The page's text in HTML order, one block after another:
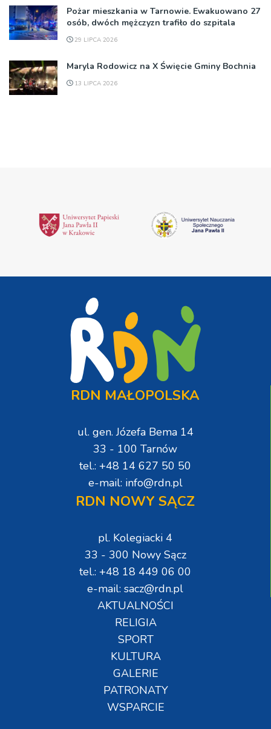
Pożar mieszkania w Tarnowie. Ewakuowano 27
osób, dwóch mężczyzn trafiło do szpitala
29 LIPCA 2026
Maryla Rodowicz na X Święcie Gminy Bochnia
13 LIPCA 2026
RDN MAŁOPOLSKA
ul. gen. Józefa Bema 14
33 - 100 Tarnów
tel.: +48 14 627 50 50
e-mail: info@rdn.pl
RDN NOWY SĄCZ
pl. Kolegiacki 4
33 - 300 Nowy Sącz
tel.: +48 18 449 06 00
e-mail: sacz@rdn.pl
AKTUALNOŚCI
RELIGIA
SPORT
KULTURA
GALERIE
PATRONATY
WSPARCIE